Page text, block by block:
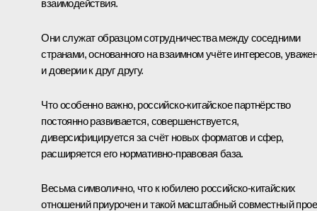
взаимодействия.
Они служат образцом сотрудничества между соседними
странами, основанного на взаимном учёте интересов,
и доверии к друг другу.
Что особенно важно, российско-китайское партнёрство
постоянно развивается, совершенствуется,
диверсифицируется за счёт новых форматов и сфер,
расширяется его нормативно-правовая база.
Весьма символично, что к юбилею российско-китайских
отношений приурочен и такой масштабный совместный